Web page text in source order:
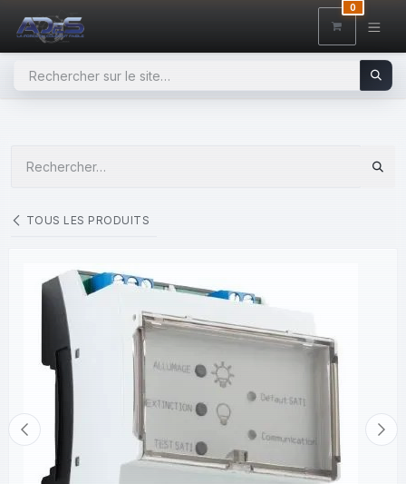
0
TOUS LES PRODUITS